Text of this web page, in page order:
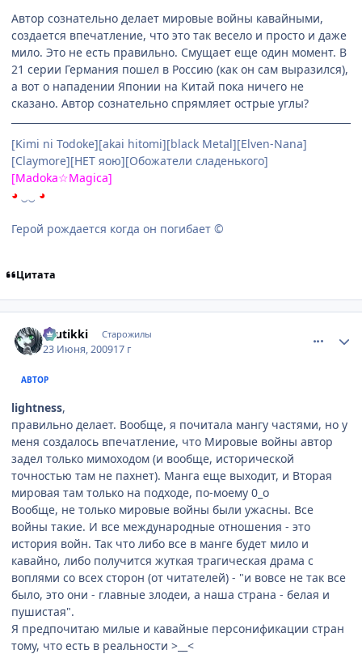
Автор сознательно делает мировые войны кавайными,
создается впечатление, что это так весело и просто и даже
мило. Это не есть правильно. Смущает еще один момент. В
21 серии Германия пошел в Россию (как он сам выразился),
а вот о нападении Японии на Китай пока ничего не
сказано. Автор сознательно спрямляет острые углы?
[Kimi ni Todoke][akai hitomi][black Metal][Elven-Nana]
[Claymore][НЕТ яою][Обожатели сладенького]
[Madoka☆Magica]
◕
◕
Герой рождается когда он погибает ©
Цитата
tuutikki Старожилы
23 Июня, 200917 г
АВТОР
lightness,
правильно делает. Вообще, я почитала мангу частями, но у
меня создалось впечатление, что Мировые войны автор
задел только мимоходом (и вообще, исторической
точностью там не пахнет). Манга еще выходит, и Вторая
мировая там только на подходе, по-моему 0_о
Вообще, не только мировые войны были ужасны. Все
войны такие. И все международные отношения - это
история войн. Так что либо все в манге будет мило и
кавайно, либо получится жуткая трагическая драма с
воплями со всех сторон (от читателей) - "и вовсе не так все
было, это они - главные злодеи, а наша страна - белая и
пушистая".
Я предпочитаю милые и кавайные персонификации стран
тому, что есть в реальности >__<